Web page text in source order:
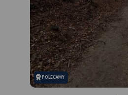
POLECAMY